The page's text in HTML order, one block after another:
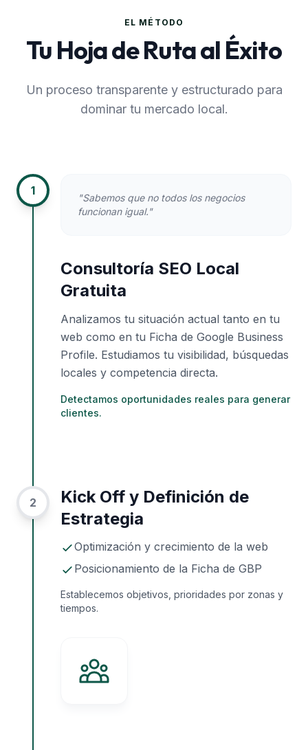
EL MÉTODO
Tu Hoja de Ruta al Éxito
Un proceso transparente y estructurado para
dominar tu mercado local.
Consultoría SEO Local
Gratuita
Analizamos tu situación actual tanto en tu
web como en tu Ficha de Google Business
Profile. Estudiamos tu visibilidad, búsquedas
locales y competencia directa.
Detectamos oportunidades reales para generar
clientes.
1
"Sabemos que no todos los negocios
funcionan igual."
Kick Off y Definición de
Estrategia
Optimización y crecimiento de la web
Posicionamiento de la Ficha de GBP
Establecemos objetivos, prioridades por zonas y
tiempos.
2